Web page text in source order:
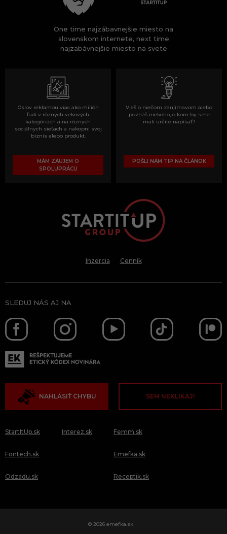
One time najzábavnejšie miesto na
slovenskom internete, next time
najzabávnejšie miesto na svete
Oslov reklamou viac ako milión
ľudí v rôznych vekových
kategóriách a na rôznych
sociálnych sieťach a nakopni svoj
biznis alebo produkt.
MÁM ZÁUJEM O
SPOLUPRÁCU
Vieš o niečom zaujímavom alebo
poznáš niekoho, o kom by sme
mali určite napísať?
POŠLI NÁM TIP NA ČLÁNOK
Inzercia Cenník
SLEDUJ NÁS AJ NA
NAHLÁSIŤ CHYBU SEM NEKLIKAJ!
StartItUp.sk
Fontech.sk
Odzadu.sk
Interez.sk Femm.sk
Emefka.sk
Receptik.sk
© 2026 emefka.sk